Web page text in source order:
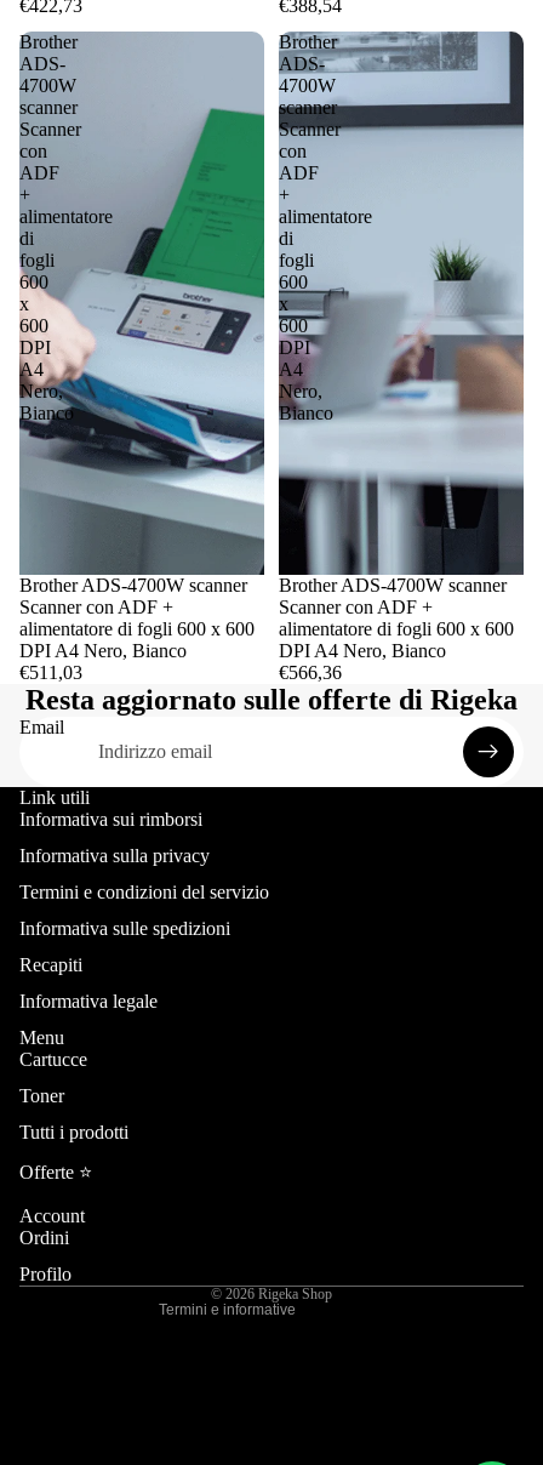
€422,73
€388,54
Brother
ADS-
4700W
scanner
Scanner
con
ADF
+
alimentatore
di
fogli
600
x
600
DPI
A4
Nero,
Bianco
Brother ADS-4700W scanner
Scanner con ADF +
alimentatore di fogli 600 x 600
DPI A4 Nero, Bianco
€511,03
Brother
ADS-
4700W
scanner
Scanner
con
ADF
+
alimentatore
di
fogli
600
x
600
DPI
A4
Nero,
Bianco
Brother ADS-4700W scanner
Scanner con ADF +
alimentatore di fogli 600 x 600
DPI A4 Nero, Bianco
€566,36
Resta aggiornato sulle offerte di Rigeka
Email
Link utili
Informativa sui rimborsi
Informativa sulla privacy
Termini e condizioni del servizio
Informativa sulle spedizioni
Recapiti
Informativa legale
Menu
Cartucce
Toner
Tutti i prodotti
Offerte ⭐️
Account
Ordini
Profilo
© 2026 Rigeka Shop
Termini e informative
Informativa sulla privacy
Termini e condizioni del servizio
Recapiti